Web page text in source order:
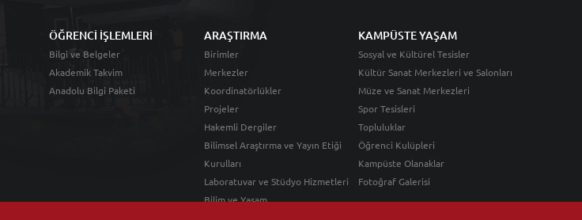
ÖĞRENCİ İŞLEMLERİ
Bilgi ve Belgeler
Akademik Takvim
Anadolu Bilgi Paketi
ARAŞTIRMA
Birimler
Merkezler
Koordinatörlükler
Projeler
Hakemli Dergiler
Bilimsel Araştırma ve Yayın Etiği
Kurulları
Laboratuvar ve Stüdyo Hizmetleri
Bilim ve Yaşam
KAMPÜSTE YAŞAM
Sosyal ve Kültürel Tesisler
Kültür Sanat Merkezleri ve Salonları
Müze ve Sanat Merkezleri
Spor Tesisleri
Topluluklar
Öğrenci Kulüpleri
Kampüste Olanaklar
Fotoğraf Galerisi